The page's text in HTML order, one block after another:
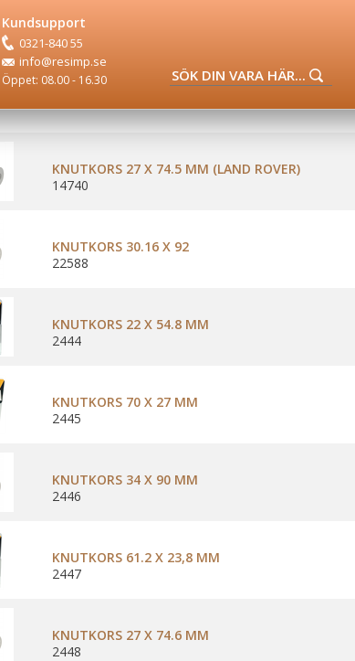
Kundsupport
0321-840 55
info@resimp.se
Öppet: 08.00 - 16.30
KNUTKORS 27 X 74.5 MM (LAND ROVER)
14740
KNUTKORS 30.16 X 92
22588
KNUTKORS 22 X 54.8 MM
2444
KNUTKORS 70 X 27 MM
2445
KNUTKORS 34 X 90 MM
2446
KNUTKORS 61.2 X 23,8 MM
2447
KNUTKORS 27 X 74.6 MM
2448